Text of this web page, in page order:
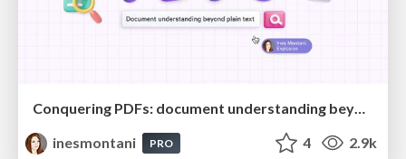
inesmontani
PRO 4 2.9k